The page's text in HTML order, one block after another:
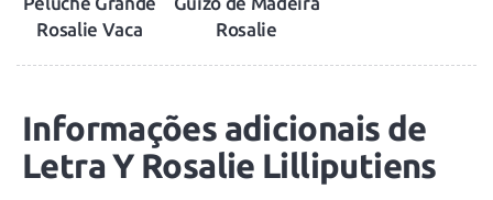
Rosalie Vaca
Rosalie
Informações adicionais de
Letra Y Rosalie Lilliputiens